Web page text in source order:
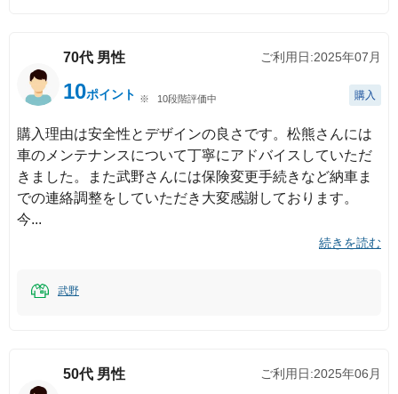
70代 男性 ご利用日:2025年07月
10ポイント 10段階評価中 購入
購入理由は安全性とデザインの良さです。松熊さんには
車のメンテナンスについて丁寧にアドバイスしていただ
きました。また武野さんには保険変更手続きなど納車ま
での連絡調整をしていただき大変感謝しております。
今
続きを読む
武野
50代 男性 ご利用日:2025年06月